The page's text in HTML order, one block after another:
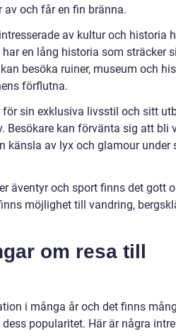
och får en fin bränna.
av kultur och historia
en lång historia som sträcker
besöka ruiner, museum och
förflutna.
sin exklusiva livsstil och sitt
Besökare kan förvänta sig att bli
känsla av lyx och glamour under
äventyr och sport finns det gott
möjlighet till vandring,
om resa till
i många år och det finns
popularitet. Här är några